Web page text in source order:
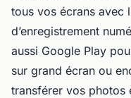
tous vos écrans avec
d’enregistrement
aussi Google Play
sur grand écran ou
transférer vos photos